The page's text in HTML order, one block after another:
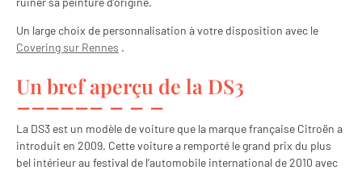
Un large choix de personnalisation à votre disposition avec le
Covering sur Rennes .
Un bref aperçu de la DS3
La DS3 est un modèle de voiture que la marque française Citroën a
introduit en 2009. Cette voiture a remporté le grand prix du plus
bel intérieur au festival de l’automobile international de 2010 avec